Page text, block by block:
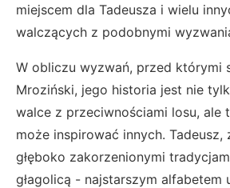
miejscem dla Tadeusza i wielu
walczących z podobnymi
W obliczu wyzwań, przed którymi
Mroziński, jego historia jest nie
walce z przeciwnościami losu, ale
może inspirować innych. Tadeusz,
głęboko zakorzenionymi
głagolicą - najstarszym alfabetem